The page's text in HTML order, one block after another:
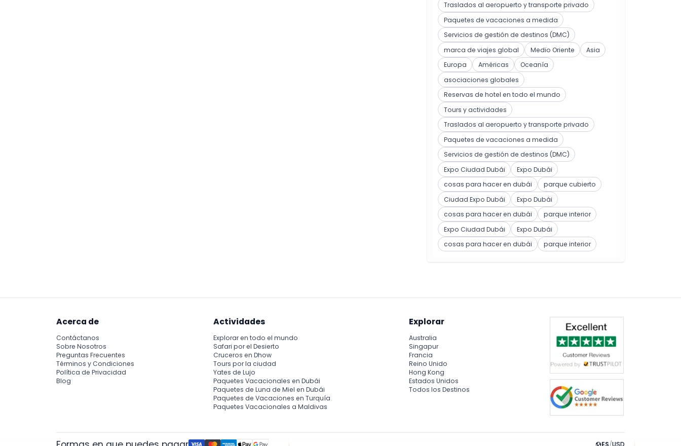
Traslados al aeropuerto y transporte privado
Paquetes de vacaciones a medida
Servicios de gestión de destinos (DMC)
marca de viajes global
Medio Oriente
Asia
Europa
Américas
Oceanía
asociaciones globales
Reservas de hotel en todo el mundo
Tours y actividades
Traslados al aeropuerto y transporte privado
Paquetes de vacaciones a medida
Servicios de gestión de destinos (DMC)
Expo Ciudad Dubái
Expo Dubái
cosas para hacer en dubái
parque cubierto
Ciudad Expo Dubái
Expo Dubái
cosas para hacer en dubái
parque interior
Expo Ciudad Dubái
Expo Dubái
cosas para hacer en dubái
parque interior
Acerca de
Contáctanos
Sobre Nosotros
Preguntas Frecuentes
Términos y Condiciones
Política de Privacidad
Blog
Actividades
Explorar en todo el mundo
Safari por el Desierto
Cruceros en Dhow
Tours por la ciudad
Yates de Lujo
Paquetes Vacacionales en Dubái
Paquetes de Luna de Miel en Dubái
Paquetes de Vacaciones en Turquía
Paquetes Vacacionales a Maldivas
Explorar
Australia
Singapur
Francia
Reino Unido
Hong Kong
Estados Unidos
Todos los Destinos